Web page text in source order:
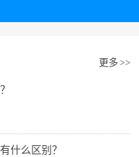
更多 >>
什么区别？